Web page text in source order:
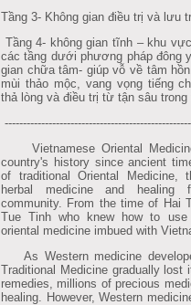
Tầng 3- Không gian điều trị và lưu
Tầng 4- không gian tĩnh – khu
các tầng dưới phương pháp đông
gian chữa tâm- giúp vỗ về tâm
mùi thảo mộc, vang vọng tiếng
thả lòng và điều trị từ tận sâu trong
---------------------------------------------------
Vietnamese Oriental
country's history since ancient
of traditional Oriental Medicine,
herbal medicine and healing
community. From the time of Hai
Tue Tinh who knew how to
oriental medicine imbued with
As Western medicine
Traditional Medicine gradually lost
remedies, millions of precious
healing. However, Western